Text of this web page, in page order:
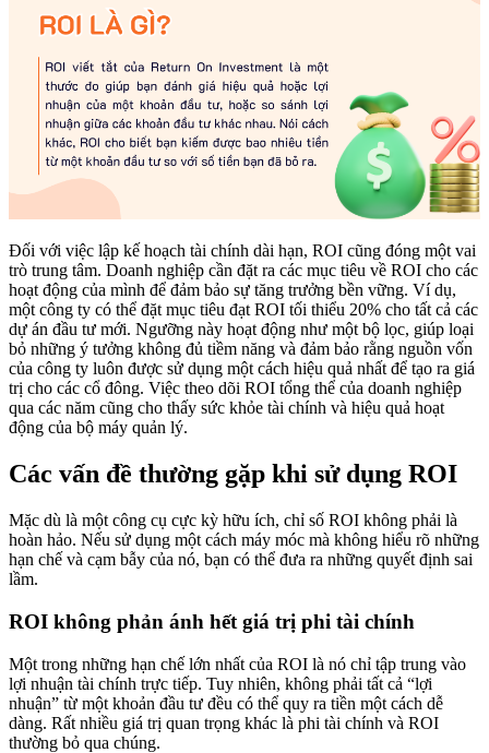
Đối với việc lập kế hoạch tài chính dài hạn, ROI cũng đóng một vai
trò trung tâm. Doanh nghiệp cần đặt ra các mục tiêu về ROI cho các
hoạt động của mình để đảm bảo sự tăng trưởng bền vững. Ví dụ,
một công ty có thể đặt mục tiêu đạt ROI tối thiểu 20% cho tất cả các
dự án đầu tư mới. Ngưỡng này hoạt động như một bộ lọc, giúp loại
bỏ những ý tưởng không đủ tiềm năng và đảm bảo rằng nguồn vốn
của công ty luôn được sử dụng một cách hiệu quả nhất để tạo ra giá
trị cho các cổ đông. Việc theo dõi ROI tổng thể của doanh nghiệp
qua các năm cũng cho thấy sức khỏe tài chính và hiệu quả hoạt
động của bộ máy quản lý.
Các vấn đề thường gặp khi sử dụng ROI
Mặc dù là một công cụ cực kỳ hữu ích, chỉ số ROI không phải là
hoàn hảo. Nếu sử dụng một cách máy móc mà không hiểu rõ những
hạn chế và cạm bẫy của nó, bạn có thể đưa ra những quyết định sai
lầm.
ROI không phản ánh hết giá trị phi tài chính
Một trong những hạn chế lớn nhất của ROI là nó chỉ tập trung vào
lợi nhuận tài chính trực tiếp. Tuy nhiên, không phải tất cả “lợi
nhuận” từ một khoản đầu tư đều có thể quy ra tiền một cách dễ
dàng. Rất nhiều giá trị quan trọng khác là phi tài chính và ROI
thường bỏ qua chúng.